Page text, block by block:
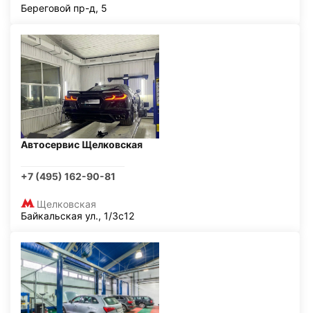
Береговой пр-д, 5
Автосервис Щелковская
+7 (495) 162-90-81
Щелковская
Байкальская ул., 1/3с12